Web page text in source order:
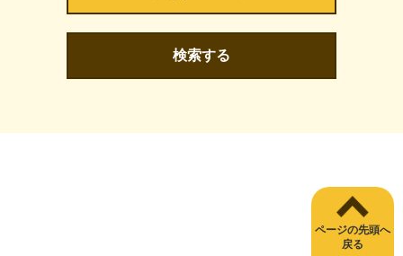
検索する
ページの先頭へ
戻る